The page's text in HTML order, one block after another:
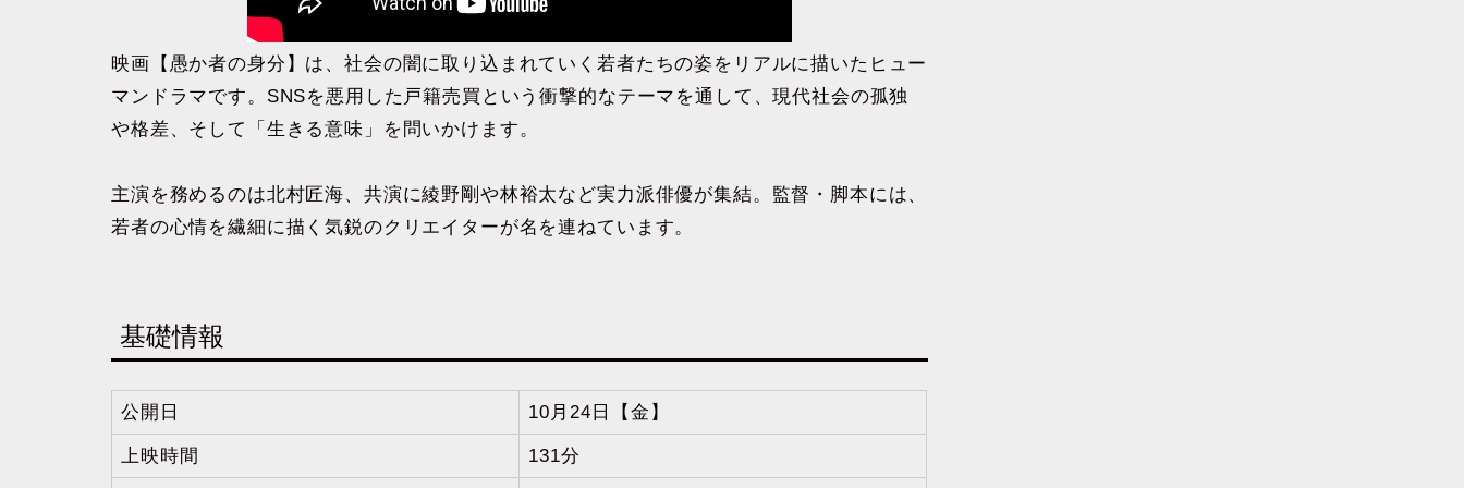
映画【愚か者の身分】は、社会の闇に取り込まれていく若者たちの姿をリアルに描いたヒュー
マンドラマです。SNSを悪用した戸籍売買という衝撃的なテーマを通して、現代社会の孤独
や格差、そして「生きる意味」を問いかけます。
主演を務めるのは北村匠海、共演に綾野剛や林裕太など実力派俳優が集結。監督・脚本には、
若者の心情を繊細に描く気鋭のクリエイターが名を連ねています。
基礎情報
公開日 10月24日【金】
上映時間 131分